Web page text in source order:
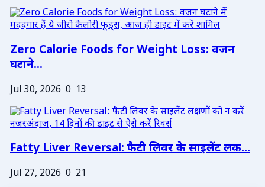
Zero Calorie Foods for Weight Loss: वजन
घटाने...
Jul 30, 2026 0 13
Fatty Liver Reversal: फैटी लिवर के साइलेंट लक...
Jul 27, 2026 0 21